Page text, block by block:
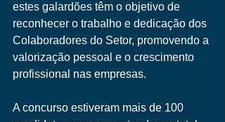
estes galardões têm o objetivo de
reconhecer o trabalho e dedicação dos
Colaboradores do Setor, promovendo a
valorização pessoal e o crescimento
profissional nas empresas.
A concurso estiveram mais de 100